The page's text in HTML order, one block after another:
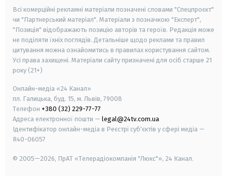
Всі комерційні рекламні матеріали позначені словами "Спецпроєкт"
чи "Партнерський матеріал". Матеріали з позначкою "Експерт",
"Позиція" відображають позицію авторів та героїв. Редакція може
не поділяти їхніх поглядів. Детальніше щодо реклами та правил
цитування можна ознайомитись в правилах користування сайтом.
Усі права захищені. Матеріали сайту призначені для осіб старше 21
року (21+)
Онлайн-медіа «24 Канал»
пл. Галицька, буд. 15, м. Львів, 79008
Телефон +380 (32) 229-77-77
Адреса електронної пошти — legal@24tv.com.ua
Ідентифікатор онлайн-медіа в Реєстрі суб'єктів у сфері медіа —
R40-06057
© 2005—2026, ПрАТ «Телерадіокомпанія "Люкс"», 24 Канал.